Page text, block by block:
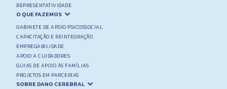
REPRESENTATIVIDADE
O QUE FAZEMOS
GABINETE DE APOIO PSICOSSOCIAL
CAPACITAÇÃO E REINTEGRAÇÃO
EMPREGABILIDADE
APOIO A CUIDADORES
GUIAS DE APOIO ÀS FAMÍLIAS
PROJETOS EM PARCERIAS
SOBRE DANO CEREBRAL